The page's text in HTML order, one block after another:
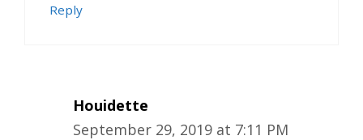
Reply
Houidette
September 29, 2019 at 7:11 PM